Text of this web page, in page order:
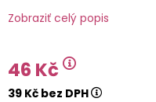
Zobraziť celý popis
46 Kč
39 Kč bez DPH